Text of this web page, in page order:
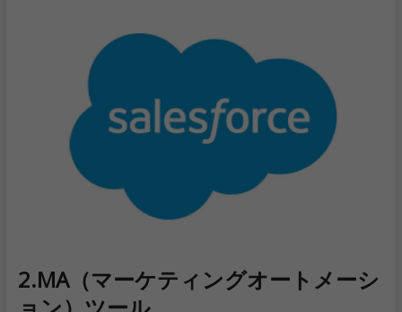
2.MA（マーケティングオートメーシ